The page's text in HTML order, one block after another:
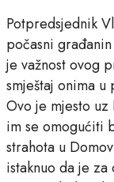
Potpredsjednik
počasni
je važnost ovog
smještaj onima
Ovo je mjesto
im se omogućiti
strahota u
istaknuo da je